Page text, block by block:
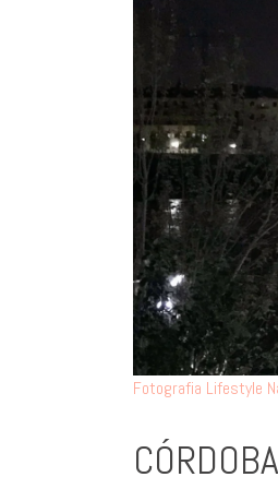
Fotografia Lifestyle